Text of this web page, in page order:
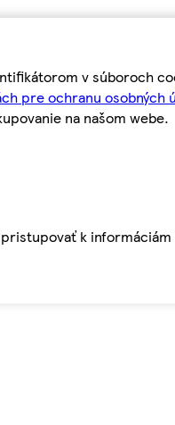
v súboroch
pre ochranu osobných
na našom webe.
k informáciám